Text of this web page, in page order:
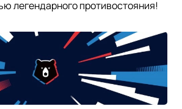
легендарного противостояния!